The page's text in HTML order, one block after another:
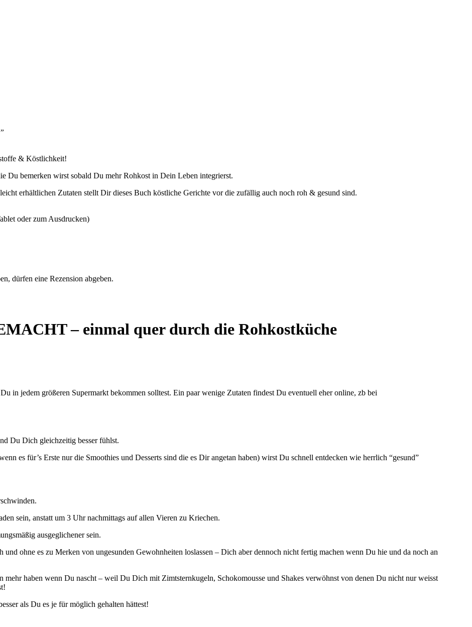
& Köstlichkeit!
Du bemerken wirst sobald Du mehr Rohkost in Dein Leben integrierst.
erhältlichen Zutaten stellt Dir dieses Buch köstliche Gerichte vor die zufällig auch noch roh & gesund sind.
oder zum Ausdrucken)
dürfen eine Rezension abgeben.
– einmal quer durch die Rohkostküche
in jedem größeren Supermarkt bekommen solltest. Ein paar wenige Zutaten findest Du eventuell eher online, zb bei
Du Dich gleichzeitig besser fühlst.
es für’s Erste nur die Smoothies und Desserts sind die es Dir angetan haben) wirst Du schnell entdecken wie herrlich “gesund”
sein, anstatt um 3 Uhr nachmittags auf allen Vieren zu Kriechen.
ausgeglichener sein.
und ohne es zu Merken von ungesunden Gewohnheiten loslassen – Dich aber dennoch nicht fertig machen wenn Du hie und da noch an
mehr haben wenn Du nascht – weil Du Dich mit Zimtsternkugeln, Schokomousse und Shakes verwöhnst von denen Du nicht nur weisst
als Du es je für möglich gehalten hättest!